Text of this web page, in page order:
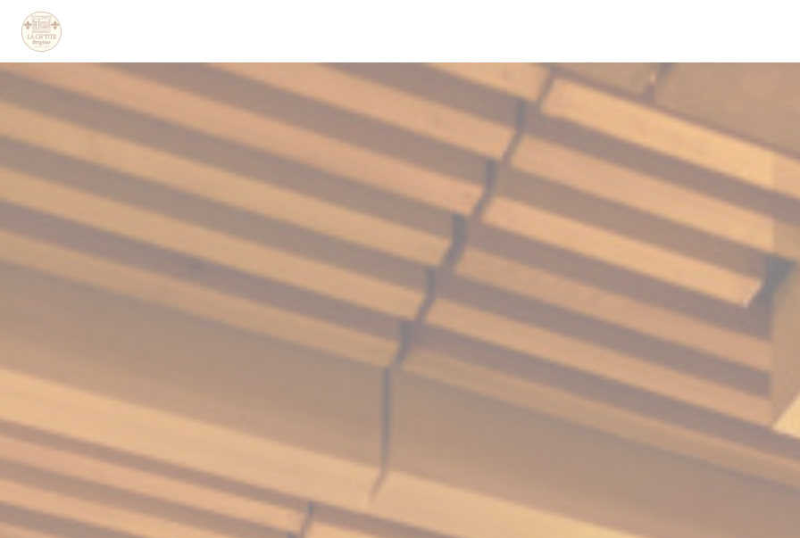
Personnalisation de vos choix en matière de cookies